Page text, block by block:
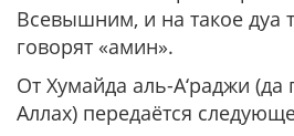
Всевышним, и на такое дуа
говорят «амин».
От Хумайда аль-А‘раджи (да
Аллах) передаётся